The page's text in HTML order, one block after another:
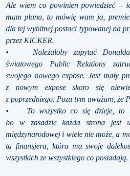
Ale wiem co powinien powiedzieć –
mam plana, to mówię wam ja,
dla tej wybitnej postaci typowanej na
przez KICKER.
• Należałoby zapytać Donalda
światowego Public Relations
swojego nowego expose. Jest mały
z nowym expose skoro się
z poprzedniego. Poza tym uważam, że
• To wszystko co się dzieje, to
bo w zasadzie każda strona jest
międzynarodowej i wiele nie może, a
ta finansjera, która ma swoje
wszystkich ze wszystkiego co posiadają.